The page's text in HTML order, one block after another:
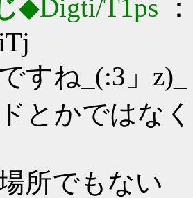
◆Digti/T1ps
すね_(:3」z)_
とかではな
所でもない